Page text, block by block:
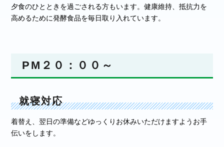
夕食のひとときを過ごされる方もいます。健康維持、抵抗力を
高めるために発酵食品を毎日取り入れています。
PM２０：００～
就寝対応
着替え、翌日の準備などゆっくりお休みいただけますようお手
伝いをします。